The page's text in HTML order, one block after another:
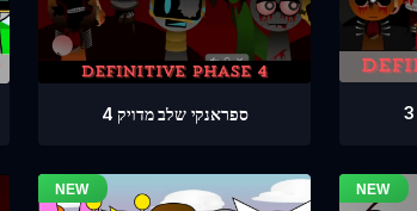
ספראנקי שלב מדויק 4